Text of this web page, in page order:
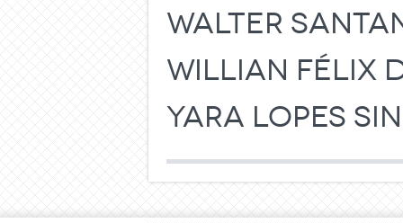
WALTER
WILLIAN FÉLIX
YARA LOPES